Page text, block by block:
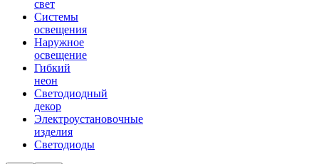
свет
Системы
освещения
Наружное
освещение
Гибкий
неон
Светодиодный
декор
Электроустановочные
изделия
Светодиоды